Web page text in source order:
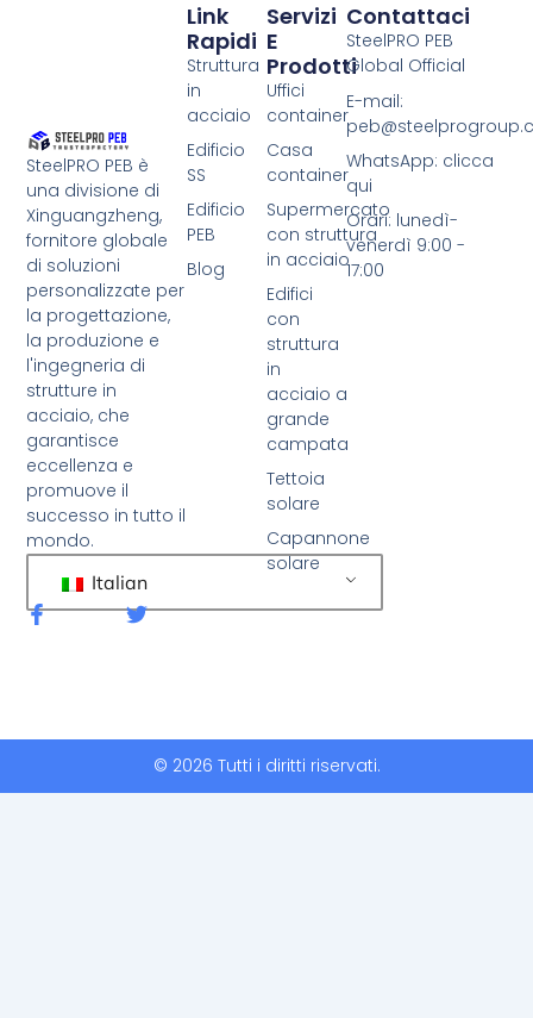
SteelPRO PEB è
una divisione di
Xinguangzheng,
fornitore globale
di soluzioni
personalizzate per
la progettazione,
la produzione e
l'ingegneria di
strutture in
acciaio, che
garantisce
eccellenza e
promuove il
successo in tutto il
mondo.
Italian
F
a
o
C
t
Servizi
E
Prodotti
Uffici
container
Casa
container
Supermercato
con struttura
in acciaio
Edifici
con
struttura
in
acciaio a
grande
campata
Tettoia
solare
Capannone
solare
Link
Rapidi
Struttura
in
acciaio
Edificio
SS
Edificio
PEB
Blog
Contattaci
SteelPRO PEB
Global Official
E-mail:
WhatsApp: clicca
qui
Orari: lunedì-
venerdì 9:00 -
17:00
© 2026 Tutti i diritti riservati.